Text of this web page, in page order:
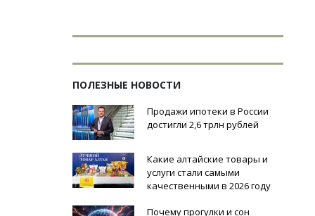
ПОЛЕЗНЫЕ НОВОСТИ
Продажи ипотеки в России
достигли 2,6 трлн рублей
Какие алтайские товары и
услуги стали самыми
качественными в 2026 году
Почему прогулки и сон